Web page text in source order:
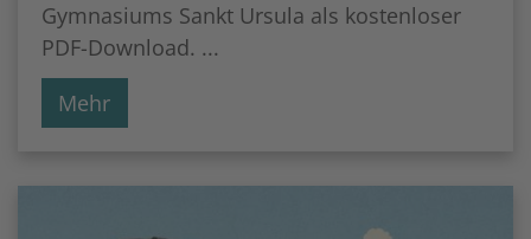
Gymnasiums Sankt Ursula als kostenloser
PDF-Download. ...
Mehr